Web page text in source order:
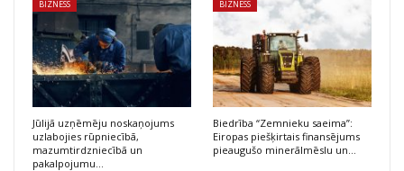
BIZNESS
Jūlijā uzņēmēju noskaņojums
uzlabojies rūpniecībā,
mazumtirdzniecībā un
pakalpojumu…
BIZNESS
Biedrība “Zemnieku saeima”:
Eiropas piešķirtais finansējums
pieaugušo minerālmēslu un…